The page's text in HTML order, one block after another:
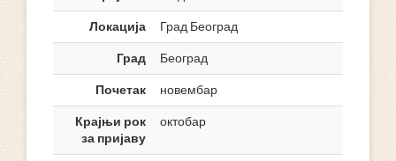
Локација
Град Београд
Град
Београд
Почетак
новембар
Крајњи рок
за пријаву
октобар